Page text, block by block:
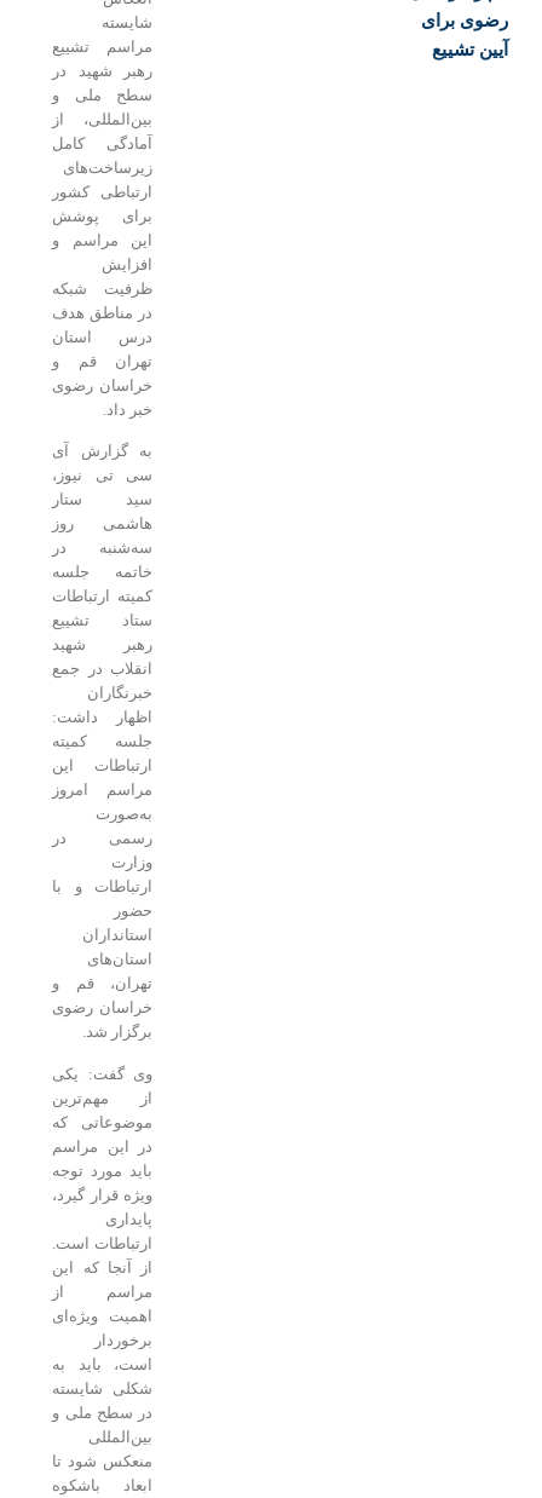
برای
تشییع
مراسم تشییع
رهبر شهید در
سطح ملی و
بین‌المللی، از
آمادگی کامل
زیرساخت‌های
ارتباطی کشور
برای پوشش
این مراسم و
ظرفیت شبکه
در مناطق هدف
درس استان
تهران قم و
خراسان رضوی
به گزارش آی
سی تی نیوز،
سید ستار
هاشمی روز
سه‌شنبه در
خاتمه جلسه
کمیته ارتباطات
ستاد تشییع
رهبر شهید
انقلاب در جمع
خبرنگاران
اظهار داشت:
جلسه کمیته
ارتباطات این
مراسم امروز
به‌صورت
رسمی در
ارتباطات و با
استانداران
استان‌های
تهران، قم و
خراسان رضوی
برگزار شد.
وی گفت: یکی
از مهم‌ترین
موضوعاتی که
در این مراسم
باید مورد توجه
ویژه قرار گیرد،
ارتباطات است.
از آنجا که این
مراسم از
اهمیت ویژه‌ای
برخوردار
است، باید به
شکلی شایسته
در سطح ملی و
بین‌المللی
منعکس شود تا
ابعاد باشکوه